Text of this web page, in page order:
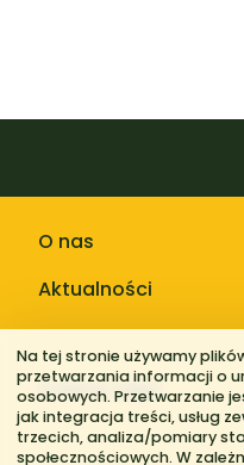
O nas
Aktualności
Galerie zdjęć
Na tej stronie używamy
przetwarzania informacji o
osobowych. Przetwarzanie
jak integracja treści, usług
trzecich, analiza/pomiary
społecznościowych. W